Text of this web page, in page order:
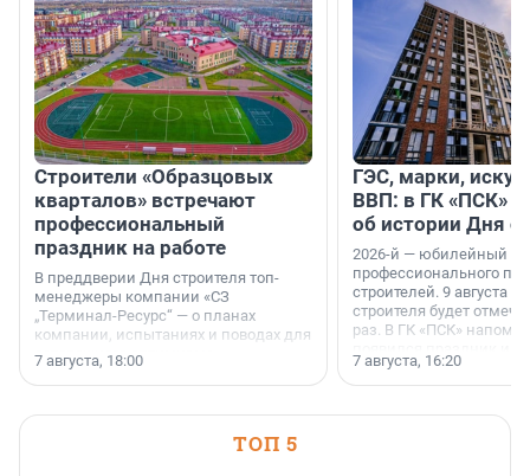
Строители «Образцовых
кварталов» встречают
профессиональный
праздник на работе
В преддверии Дня строителя топ-
менеджеры компании «СЗ
„Терминал-Ресурс“ — о планах
компании, испытаниях и поводах для
осторожного оптимизма.
7 августа, 18:00
ГЭС, марки,
ВВП: в ГК «ПСК»
об истории Дня
2026-й — юбилейный
профессионального
строителей. 9 августа
строителя будет
раз. В ГК «ПСК»
поменялась роль
7 августа, 16:20
ТОП 5